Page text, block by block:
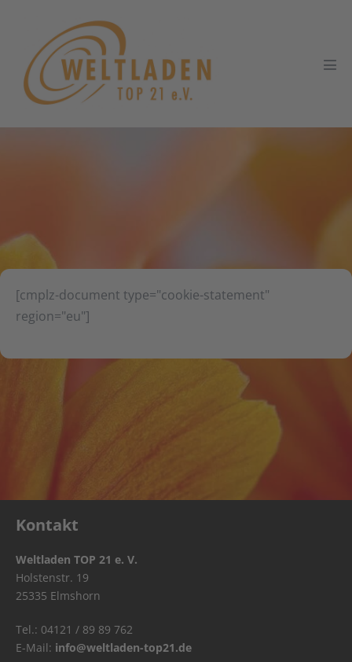
springen
[cmplz-document type="cookie-statement"
region="eu"]
Kontakt
Weltladen TOP 21 e. V.
Holstenstr. 19
25335 Elmshorn
Tel.: 04121 / 89 89 762
E-Mail: info@weltladen-top21.de